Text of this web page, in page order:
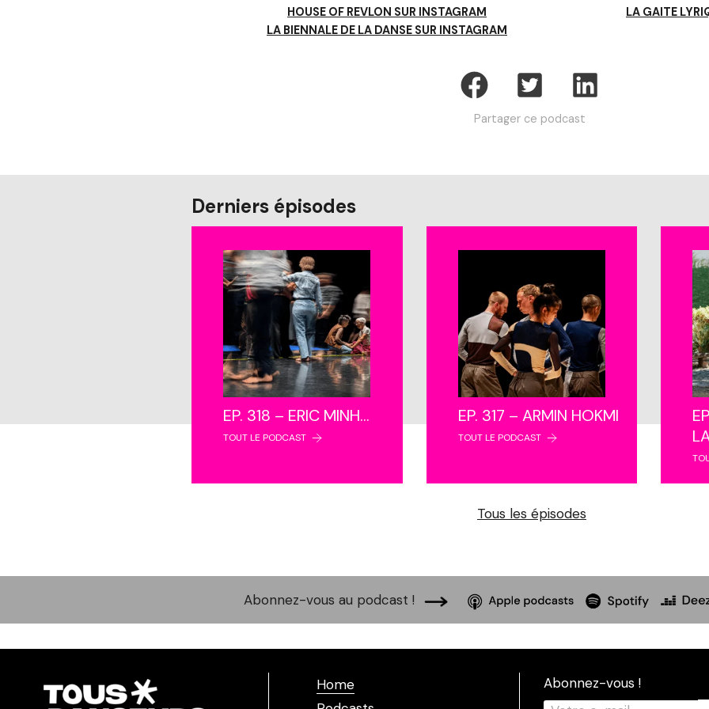
HOUSE OF REVLON SUR INSTAGRAM
LA BIENNALE DE LA DANSE SUR INSTAGRAM
LA GAITE
Partager ce podcast
Derniers épisodes
EP. 318 – ERIC MINH…
TOUT LE PODCAST
EP. 317 – ARMIN HOKMI
TOUT LE PODCAST
Tous les épisodes
Abonnez-vous au podcast !
Home
Abonnez-vous !